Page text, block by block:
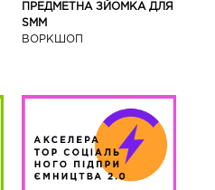
ПРЕДМЕТНА ЗЙОМКА ДЛЯ
SMM
ВОРКШОП